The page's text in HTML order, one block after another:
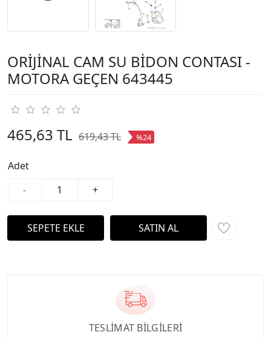
ORİJİNAL CAM SU BİDON CONTASI -
MOTORA GEÇEN 643445
465,63 TL 619,43 TL %24
Adet
-
+
TESLİMAT BİLGİLERİ